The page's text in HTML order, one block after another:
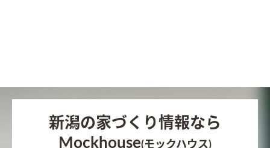
新潟の家づくり情報なら
Mockhouse(モックハウス)